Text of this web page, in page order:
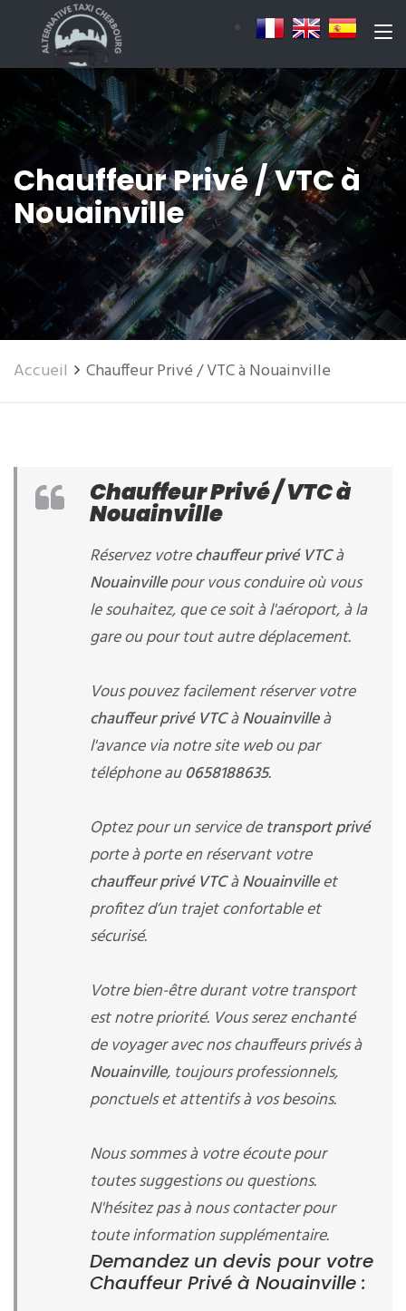
Chauffeur Privé / VTC à
Nouainville
Accueil Chauffeur Privé / VTC à Nouainville
Chauffeur Privé / VTC à
Nouainville
Réservez votrechauffeur privé VTCà
Nouainvillepour vous conduire où vous
le souhaitez, que ce soit à l'aéroport, à la
gare ou pour tout autre déplacement.
Vous pouvez facilement réserver votre
chauffeur privé VTCàNouainvilleà
l'avance via notre site web ou par
téléphone au0658188635.
Optez pour un service detransport privé
porte à porte en réservant votre
chauffeur privé VTCàNouainvilleet
profitez d’un trajet confortable et
sécurisé.
Votre bien-être durant votre transport
est notre priorité. Vous serez enchanté
de voyager avec nos chauffeurs privés à
Nouainville, toujours professionnels,
ponctuels et attentifs à vos besoins.
Nous sommes à votre écoute pour
toutes suggestions ou questions.
N'hésitez pas à nous contacter pour
toute information supplémentaire.
Demandez un devis pour votre
Chauffeur Privé à Nouainville :